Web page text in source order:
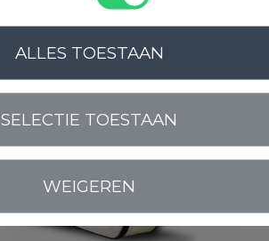
WEIGEREN
SELECTIE TOESTAAN
ALLES TOESTAAN